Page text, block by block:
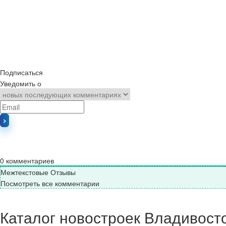
Подписаться
Уведомить о
0 комментариев
Межтекстовые Отзывы
Посмотреть все комментарии
Каталог новостроек